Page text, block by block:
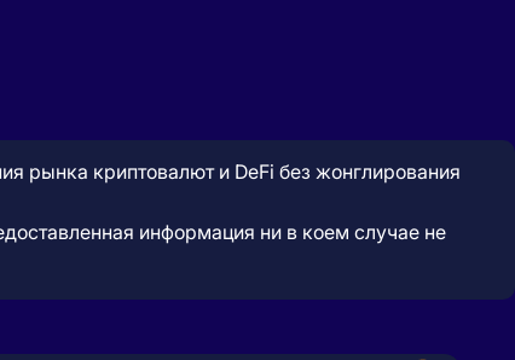
рынка криптовалют и DeFi без жонглирования
информация ни в коем случае не